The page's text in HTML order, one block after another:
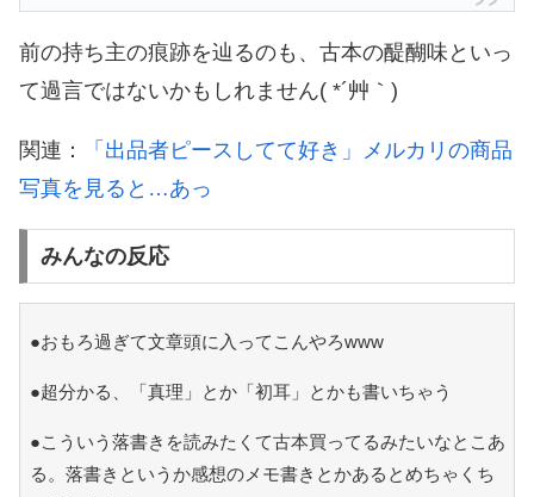
前の持ち主の痕跡を辿るのも、古本の醍醐味といっ
て過言ではないかもしれません( *´艸｀)
関連：
「出品者ピースしてて好き」メルカリの商品
写真を見ると…あっ
みんなの反応
●おもろ過ぎて文章頭に入ってこんやろwww
●超分かる、「真理」とか「初耳」とかも書いちゃう
●こういう落書きを読みたくて古本買ってるみたいなとこあ
る。落書きというか感想のメモ書きとかあるとめちゃくち